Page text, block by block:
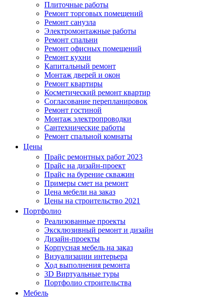
Плиточные работы
Ремонт торговых помещений
Ремонт санузла
Электромонтажные работы
Ремонт спальни
Ремонт офисных помещений
Ремонт кухни
Капитальный ремонт
Монтаж дверей и окон
Ремонт квартиры
Косметический ремонт квартир
Согласование перепланировок
Ремонт гостиной
Монтаж электропроводки
Сантехнические работы
Ремонт спальной комнаты
Цены
Прайс ремонтных работ 2023
Прайс на дизайн-проект
Прайс на бурение скважин
Примеры смет на ремонт
Цена мебели на заказ
Цены на строительство 2021
Портфолио
Реализованные проекты
Эксклюзивный ремонт и дизайн
Дизайн-проекты
Корпусная мебель на заказ
Визуализации интерьера
Ход выполнения ремонта
3D Виртуальные туры
Портфолио строительства
Мебель